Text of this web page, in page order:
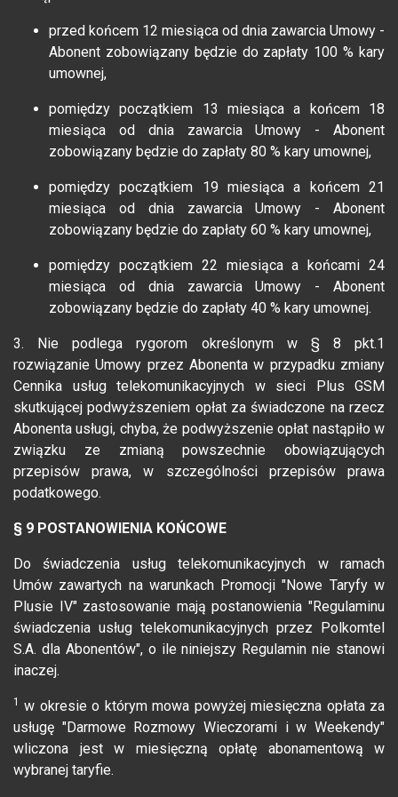
przed końcem 12 miesiąca od dnia zawarcia Umowy -
Abonent zobowiązany będzie do zapłaty 100 % kary
umownej,
pomiędzy początkiem 13 miesiąca a końcem 18
miesiąca od dnia zawarcia Umowy - Abonent
zobowiązany będzie do zapłaty 80 % kary umownej,
pomiędzy początkiem 19 miesiąca a końcem 21
miesiąca od dnia zawarcia Umowy - Abonent
zobowiązany będzie do zapłaty 60 % kary umownej,
pomiędzy początkiem 22 miesiąca a końcami 24
miesiąca od dnia zawarcia Umowy - Abonent
zobowiązany będzie do zapłaty 40 % kary umownej.
3. Nie podlega rygorom określonym w § 8 pkt.1
rozwiązanie Umowy przez Abonenta w przypadku zmiany
Cennika usług telekomunikacyjnych w sieci Plus GSM
skutkującej podwyższeniem opłat za świadczone na rzecz
Abonenta usługi, chyba, że podwyższenie opłat nastąpiło w
związku ze zmianą powszechnie obowiązujących
przepisów prawa, w szczególności przepisów prawa
podatkowego.
§ 9 POSTANOWIENIA KOŃCOWE
Do świadczenia usług telekomunikacyjnych w ramach
Umów zawartych na warunkach Promocji "Nowe Taryfy w
Plusie IV" zastosowanie mają postanowienia "Regulaminu
świadczenia usług telekomunikacyjnych przez Polkomtel
S.A. dla Abonentów", o ile niniejszy Regulamin nie stanowi
inaczej.
1 w okresie o którym mowa powyżej miesięczna opłata za
usługę "Darmowe Rozmowy Wieczorami i w Weekendy"
wliczona jest w miesięczną opłatę abonamentową w
wybranej taryfie.